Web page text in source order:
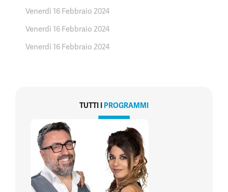
Venerdì 16 Febbraio 2024
Venerdì 16 Febbraio 2024
Venerdì 16 Febbraio 2024
TUTTI I PROGRAMMI